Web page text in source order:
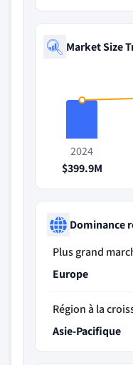
Market Size
2024
$399.9M
Dominance
Plus grand
Europe
Région à la
Asie-Pacifique